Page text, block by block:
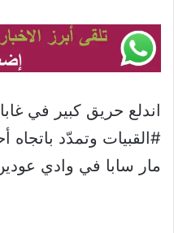
اندلع حريق كبير في
#القبيات وتمدّد
مار سابا في وادي